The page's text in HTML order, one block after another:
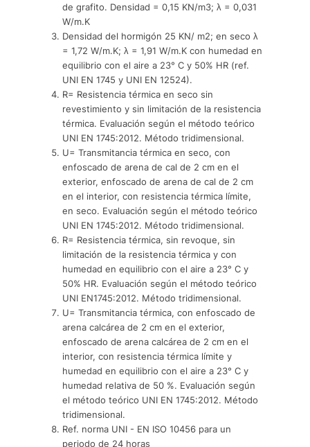
de grafito. Densidad = 0,15 KN/m3; λ = 0,031
W/m.K
Densidad del hormigón 25 KN/ m2; en seco λ
= 1,72 W/m.K; λ = 1,91 W/m.K con humedad en
equilibrio con el aire a 23° C y 50% HR (ref.
UNI EN 1745 y UNI EN 12524).
R= Resistencia térmica en seco sin
revestimiento y sin limitación de la resistencia
térmica. Evaluación según el método teórico
UNI EN 1745:2012. Método tridimensional.
U= Transmitancia térmica en seco, con
enfoscado de arena de cal de 2 cm en el
exterior, enfoscado de arena de cal de 2 cm
en el interior, con resistencia térmica límite,
en seco. Evaluación según el método teórico
UNI EN 1745:2012. Método tridimensional.
R= Resistencia térmica, sin revoque, sin
limitación de la resistencia térmica y con
humedad en equilibrio con el aire a 23° C y
50% HR. Evaluación según el método teórico
UNI EN1745:2012. Método tridimensional.
U= Transmitancia térmica, con enfoscado de
arena calcárea de 2 cm en el exterior,
enfoscado de arena calcárea de 2 cm en el
interior, con resistencia térmica límite y
humedad en equilibrio con el aire a 23° C y
humedad relativa de 50 %. Evaluación según
el método teórico UNI EN 1745:2012. Método
tridimensional.
Ref. norma UNI - EN ISO 10456 para un
periodo de 24 horas